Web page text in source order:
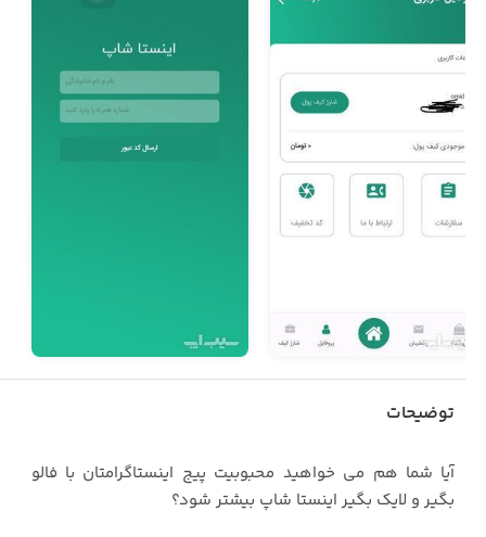
توضیحات
آیا شما هم می خواهید محبوبیت پیج اینستاگرامتان با فالو
بگیر و لایک بگیر اینستا شاپ بیشتر شود؟